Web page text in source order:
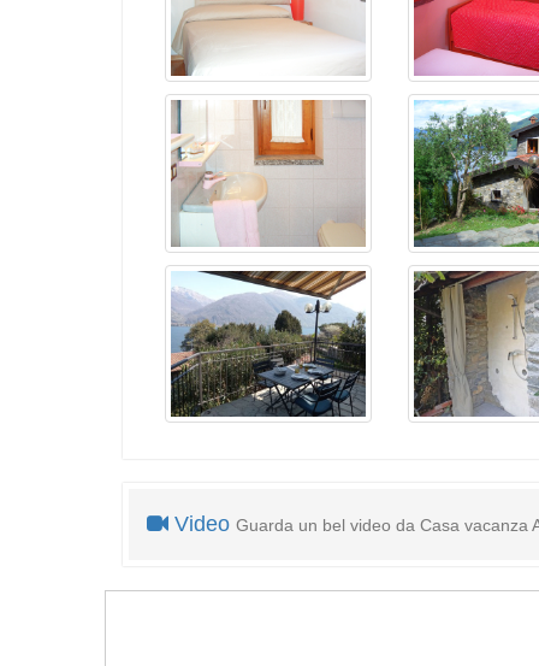
Video Guarda un bel video da Casa vacanza